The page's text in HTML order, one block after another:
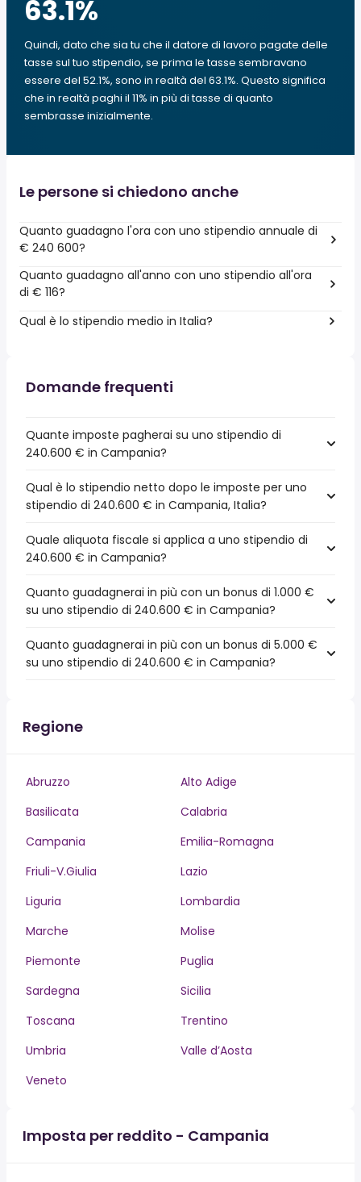
63.1%
Quindi, dato che sia tu che il datore di lavoro pagate delle
tasse sul tuo stipendio, se prima le tasse sembravano
essere del 52.1%, sono in realtà del 63.1%. Questo significa
che in realtà paghi il 11% in più di tasse di quanto
sembrasse inizialmente.
Le persone si chiedono anche
Quanto guadagno l'ora con uno stipendio annuale di
€ 240 600?
Quanto guadagno all'anno con uno stipendio all'ora
di € 116?
Qual è lo stipendio medio in Italia?
Domande frequenti
Quante imposte pagherai su uno stipendio di
240.600 € in Campania?
Qual è lo stipendio netto dopo le imposte per uno
stipendio di 240.600 € in Campania, Italia?
Quale aliquota fiscale si applica a uno stipendio di
240.600 € in Campania?
Quanto guadagnerai in più con un bonus di 1.000 €
su uno stipendio di 240.600 € in Campania?
Quanto guadagnerai in più con un bonus di 5.000 €
su uno stipendio di 240.600 € in Campania?
Regione
Abruzzo
Alto Adige
Basilicata
Calabria
Campania
Emilia-Romagna
Friuli-V.Giulia
Lazio
Liguria
Lombardia
Marche
Molise
Piemonte
Puglia
Sardegna
Sicilia
Toscana
Trentino
Umbria
Valle d’Aosta
Veneto
Imposta per reddito - Campania